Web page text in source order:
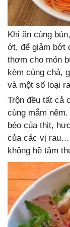
Khi ăn cùng
ớt, để giảm bớt
thơm cho món
kèm cùng chả,
và một số loại
Trộn đều tất cả
cùng mắm
béo của thịt,
của các vị rau…
không hề tầm